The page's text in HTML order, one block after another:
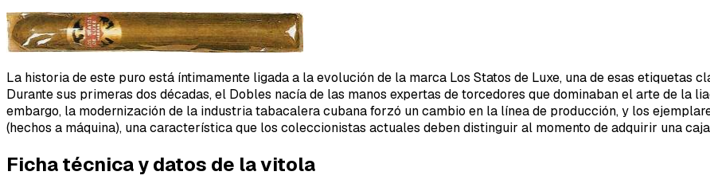
La historia de este puro está íntimamente ligada a la evolución de la marca Los Statos de Luxe, una de esas etiquetas
Durante sus primeras dos décadas, el Dobles nacía de las manos expertas de torcedores que dominaban el arte de la
embargo, la modernización de la industria tabacalera cubana forzó un cambio en la línea de producción, y los
(hechos a máquina), una característica que los coleccionistas actuales deben distinguir al momento de adquirir una
Ficha técnica y datos de la vitola